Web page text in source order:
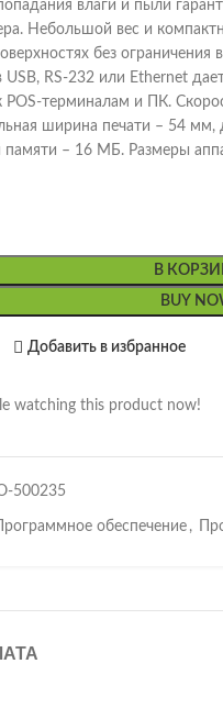
влаги и пыли
Небольшой вес и
без ограничения
USB, RS-232 или Ethernet
POS-терминалам и ПК.
ширина печати – 54
памяти – 16 МБ. Размеры
В
BUY
Добавить в избранное
watching this product now!
500235
Программное обеспечение ,